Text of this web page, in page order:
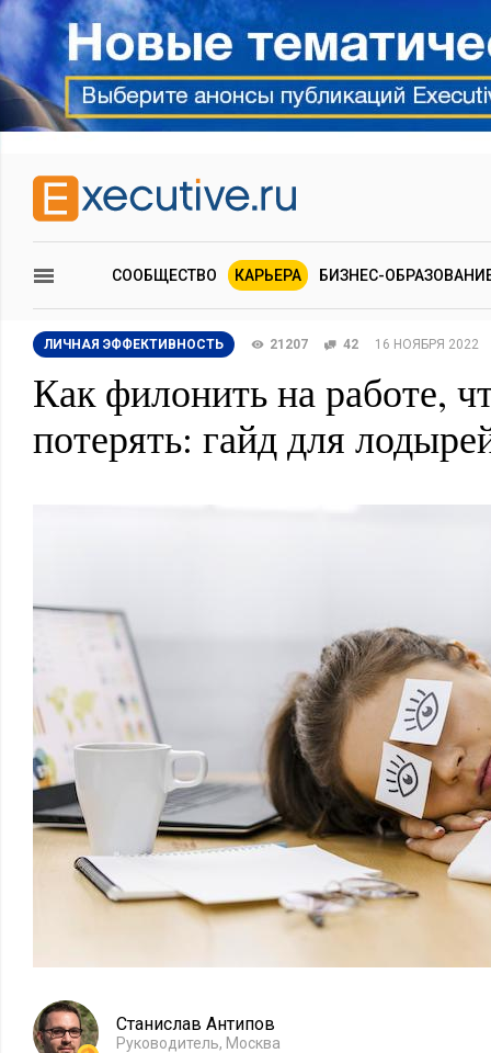
СООБЩЕСТВО КАРЬЕРА БИЗНЕС-
ЛИЧНАЯ ЭФФЕКТИВНОСТЬ 21207 42 16 НОЯБРЯ 2022
Как филонить на работе,
потерять: гайд для
Станислав Антипов
Руководитель, Москва